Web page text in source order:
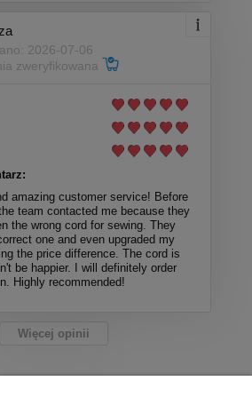
2026-07-06
zweryfikowana
amazing customer service! Before
team contacted me because they
the wrong cord for sewing. They
one and even upgraded my
the price difference. The cord is
be happier. I will definitely order
Highly recommended!
Więcej opinii